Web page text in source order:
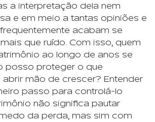
a interpretação dela nem
e em meio a tantas opiniões e
acabam se
que ruído. Com isso, quem
ao longo de anos se
posso proteger o que
mão de crescer? Entender
passo para controlá-lo
não significa pautar
da perda, mas sim com